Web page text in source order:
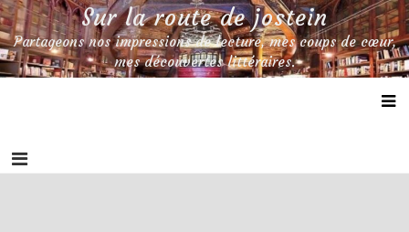
Skip
to
content
Sur la route de jostein
Partageons nos impressions de lecture, mes coups de cœur,
mes découvertes littéraires.